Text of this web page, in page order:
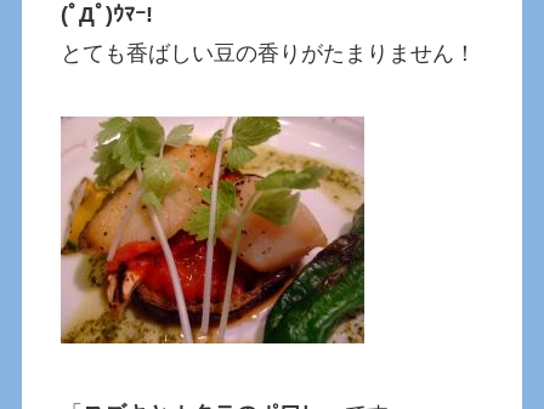
(ﾟДﾟ)ｳﾏｰ!
とても香ばしい豆の香りがたまりません！